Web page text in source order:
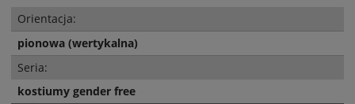
Orientacja:
pionowa (wertykalna)
Seria:
kostiumy gender free